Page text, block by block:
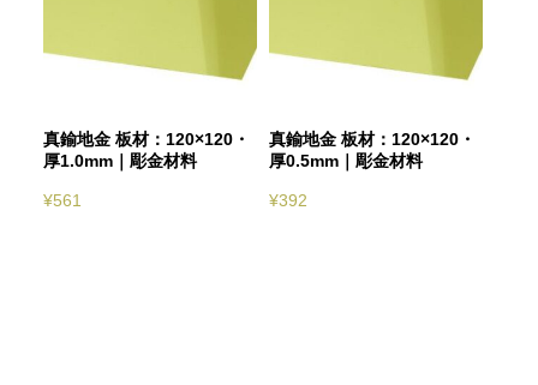
真鍮地金 板材：120×120・
厚1.0mm｜彫金材料
¥561
真鍮地金 板材：120×120・
厚0.5mm｜彫金材料
¥392